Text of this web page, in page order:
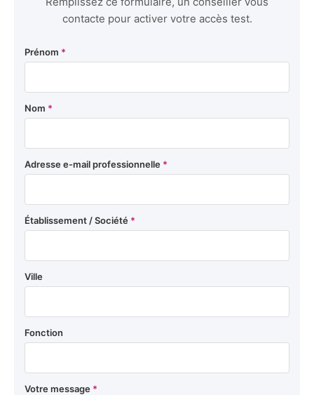
contacte pour activer votre accès test.
Prénom *
Nom *
Adresse e-mail professionnelle *
Établissement / Société *
Ville
Fonction
Votre message *